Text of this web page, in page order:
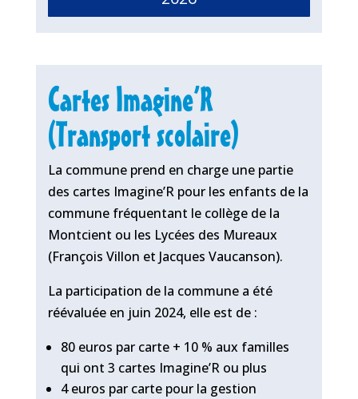
Cartes Imagine’R
(Transport scolaire)
La commune prend en charge une partie
des cartes Imagine’R pour les enfants de la
commune fréquentant le collège de la
Montcient ou les Lycées des Mureaux
(François Villon et Jacques Vaucanson).
La participation de la commune a été
réévaluée en juin 2024, elle est de :
80 euros par carte + 10 % aux familles
qui ont 3 cartes Imagine’R ou plus
4 euros par carte pour la gestion